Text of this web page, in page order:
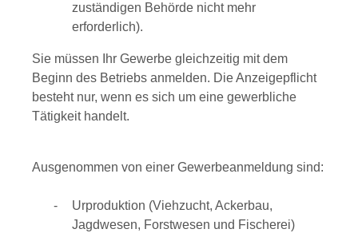
zuständigen Behörde nicht mehr
erforderlich).
Sie müssen Ihr Gewerbe gleichzeitig mit dem
Beginn des Betriebs anmelden. Die Anzeigepflicht
besteht nur, wenn es sich um eine gewerbliche
Tätigkeit handelt.
Ausgenommen von einer Gewerbeanmeldung sind:
Urproduktion (Viehzucht, Ackerbau,
Jagdwesen, Forstwesen und Fischerei)